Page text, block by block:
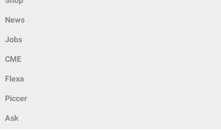
News
Jobs
CME
Flexa
Piccer
Ask